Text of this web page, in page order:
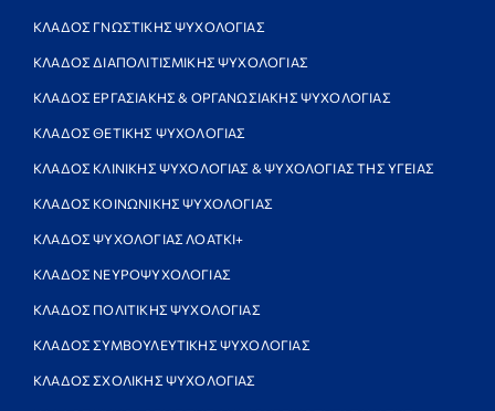
ΚΛΑΔΟΣ ΓΝΩΣΤΙΚΗΣ ΨΥΧΟΛΟΓΙΑΣ
ΚΛΑΔΟΣ ΔΙΑΠΟΛΙΤΙΣΜΙΚΗΣ ΨΥΧΟΛΟΓΙΑΣ
ΚΛΑΔΟΣ ΕΡΓΑΣΙΑΚΗΣ & ΟΡΓΑΝΩΣΙΑΚΗΣ ΨΥΧΟΛΟΓΙΑΣ
ΚΛΑΔΟΣ ΘΕΤΙΚΗΣ ΨΥΧΟΛΟΓΙΑΣ
ΚΛΑΔΟΣ ΚΛΙΝΙΚΗΣ ΨΥΧΟΛΟΓΙΑΣ & ΨΥΧΟΛΟΓΙΑΣ ΤΗΣ ΥΓΕΙΑΣ
ΚΛΑΔΟΣ ΚΟΙΝΩΝΙΚΗΣ ΨΥΧΟΛΟΓΙΑΣ
ΚΛΑΔΟΣ ΨΥΧΟΛΟΓΙΑΣ ΛΟΑΤΚΙ+
ΚΛΑΔΟΣ ΝΕΥΡΟΨΥΧΟΛΟΓΙΑΣ
ΚΛΑΔΟΣ ΠΟΛΙΤΙΚΗΣ ΨΥΧΟΛΟΓΙΑΣ
ΚΛΑΔΟΣ ΣΥΜΒΟΥΛΕΥΤΙΚΗΣ ΨΥΧΟΛΟΓΙΑΣ
ΚΛΑΔΟΣ ΣΧΟΛΙΚΗΣ ΨΥΧΟΛΟΓΙΑΣ